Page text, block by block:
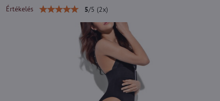
Értékelés 5/5 (2x)